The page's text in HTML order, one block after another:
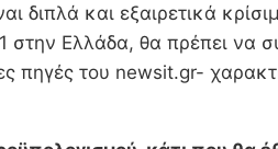
διπλά και εξαιρετικά
Ελλάδα, θα πρέπει να
πηγές του newsit.gr-